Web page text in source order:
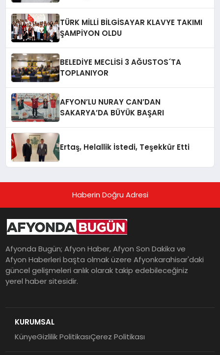
TÜRK MİLLİ BİLGİSAYAR KLAVYE TAKIMI
ŞAMPİYON OLDU
BELEDİYE MECLİSİ 3 AĞUSTOS´TA
TOPLANIYOR
AFYON’LU NURAY CAN’DAN
SAKARYA’DA BÜYÜK BAŞARI
Ertaş, Helallik İstedi, Teşekkür Etti
Haberin Doğru Adresi
Afyonda Bugün; Afyon Haber, Afyon Son Dakika ve
Afyon Haberleri başta olmak üzere Afyonkarahisar'daki
güncel gelişmeleri anlık olarak takip edebileceğiniz
yerel haber sitesidir.
KURUMSAL
KünyeGizlilik PolitikasıÇerez Politikası